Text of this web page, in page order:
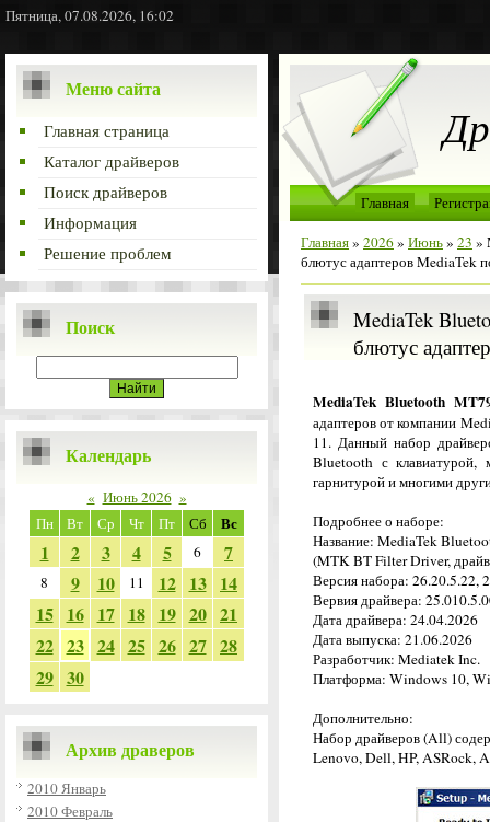
Пятница, 07.08.2026, 16:02
Меню сайта
Главная страница
Каталог драйверов
Поиск драйверов
Информация
Решение проблем
Поиск
Календарь
« Июнь 2026 »
Пн
Вт Ср Чт Пт Сб Вс
1 2 3 4 5 6 7
8 9 10 11 12 13 14
15 16 17 18 19 20 21
22 23 24 25 26 27 28
29 30
Архив драверов
2010 Январь
2010 Февраль
Главная
Главная» 2026» Июнь» 23 »
блютус адаптеров MediaTek
MediaTek
блютус
MediaTek Bluetooth
адаптеров от компании
11. Данный набор
Bluetooth с
гарнитурой и многими
Подробнее о наборе:
Название: MediaTek
(MTK BT Filter Driver,
Версия набора: 26.20.5.22,
Вервия драйвера:
Дата драйвера: 24.04.2026
Дата выпуска: 21.06.2026
Разработчик: Mediatek Inc.
Платформа: Windows 10,
Дополнительно:
Набор драйверов (All)
Lenovo, Dell, HP, ASRock,